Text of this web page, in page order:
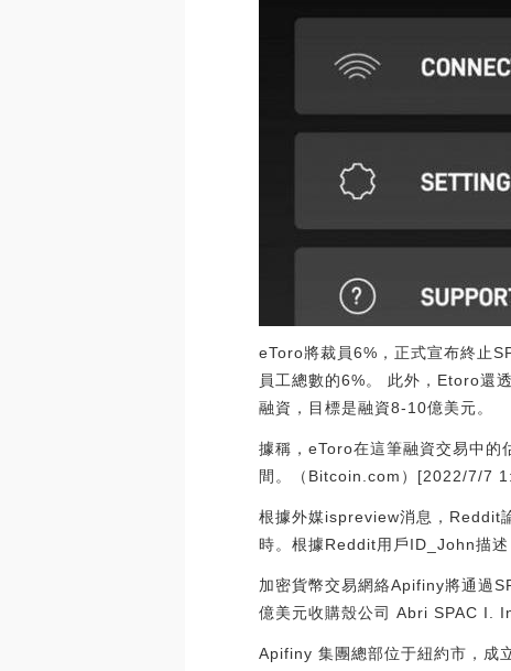
eToro將裁員6%，正式宣布終止
員工總數的6%。 此外，Etoro還
融資，目標是融資8-10億美元。
據稱，eToro在這筆融資交易中的
間。（Bitcoin.com）[2022/7/7
根據外媒ispreview消息，Reddit
時。根據Reddit用戶ID_John描
加密貨幣交易網絡Apifiny將通過
億美元收購殼公司 Abri SPAC I.
Apifiny 集團總部位于紐約市，成